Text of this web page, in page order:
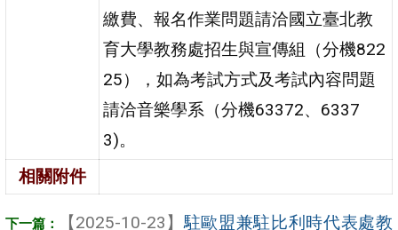
繳費、報名作業問題請洽國立臺北教
育大學教務處招生與宣傳組（分機822
25），如為考試方式及考試內容問題
請洽音樂學系（分機63372、6337
3)。
相關附件
【2025-10-23】 駐歐盟兼駐比利時代表處教